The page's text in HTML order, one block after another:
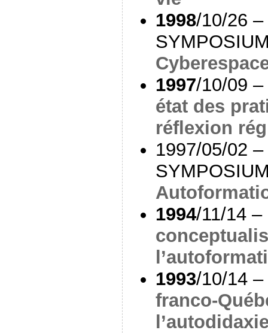
1998/10/26 –
1997/10/09
état des
réflexion
1997/05/02
1994/11/14
1993/10/14
franco-